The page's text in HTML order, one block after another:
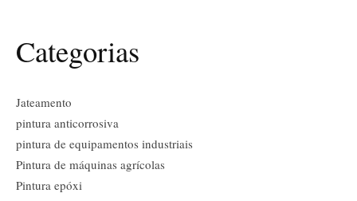
Categorias
Jateamento
pintura anticorrosiva
pintura de equipamentos industriais
Pintura de máquinas agrícolas
Pintura epóxi